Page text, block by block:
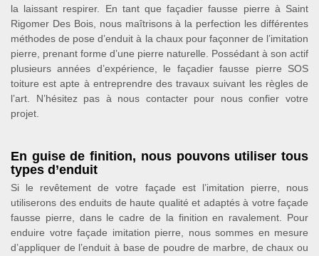
la laissant respirer. En tant que façadier fausse pierre à Saint
Rigomer Des Bois, nous maîtrisons à la perfection les différentes
méthodes de pose d’enduit à la chaux pour façonner de l’imitation
pierre, prenant forme d’une pierre naturelle. Possédant à son actif
plusieurs années d’expérience, le façadier fausse pierre SOS
toiture est apte à entreprendre des travaux suivant les règles de
l’art. N’hésitez pas à nous contacter pour nous confier votre
projet.
En guise de finition, nous pouvons utiliser tous
types d’enduit
Si le revêtement de votre façade est l’imitation pierre, nous
utiliserons des enduits de haute qualité et adaptés à votre façade
fausse pierre, dans le cadre de la finition en ravalement. Pour
enduire votre façade imitation pierre, nous sommes en mesure
d’appliquer de l’enduit à base de poudre de marbre, de chaux ou